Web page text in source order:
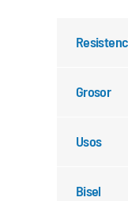
Grosor
Usos
Bisel